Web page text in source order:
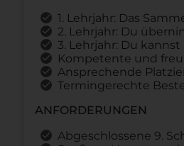
1. Lehrjahr: Das
2. Lehrjahr: Du
3. Lehrjahr: Du
Kompetente und
Ansprechende
Termingerechte
ANFORDERUNGEN
Abgeschlossene 9.